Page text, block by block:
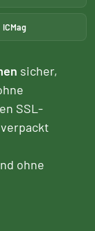
ICMag
sicher,
SSL-
ohne